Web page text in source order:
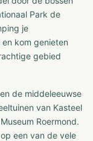
Park de
je
kom genieten
gebied
de middeleeuwse
van Kasteel
Roermond.
een van de vele